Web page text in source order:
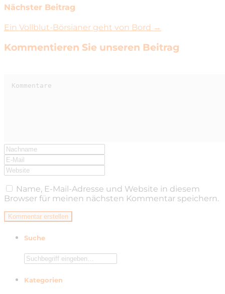
Nächster Beitrag
Ein Vollblut-Börsianer geht von Bord →
Kommentieren Sie unseren Beitrag
Name, E-Mail-Adresse und Website in diesem
Browser für meinen nächsten Kommentar speichern.
Suche
Kategorien